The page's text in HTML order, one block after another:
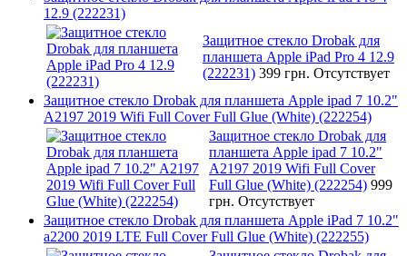
12.9 (222231)
Защитное стекло Drobak для
планшета Apple iPad Pro 4 12.9
(222231) 399 грн. Отсутствует
Защитное стекло Drobak для планшета Apple ipad 7 10.2"
A2197 2019 Wifi Full Cover Full Glue (White) (222254)
Защитное стекло Drobak для
планшета Apple ipad 7 10.2"
A2197 2019 Wifi Full Cover
Full Glue (White) (222254) 999
грн. Отсутствует
Защитное стекло Drobak для планшета Apple iPad 7 10.2"
a2200 2019 LTE Full Cover Full Glue (White) (222255)